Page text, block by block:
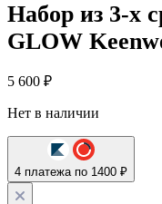
Набор из 3-х
GLOW
5 600 ₽
Нет в наличии
4 платежа по 1400 ₽